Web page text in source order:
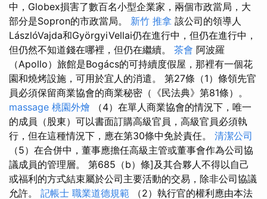
中，Globex損害了數百名小型企業家，兩個市政當局，大
部分是Sopron的市政當局。 新竹 推拿 該公司的領導人
LászlóVajda和GyörgyiVellai仍在進行中，但仍在進行中，
但仍然不知道錢在哪裡，但仍在繼續。 茶會 阿波羅
（Apollo）旅館是Bogács的可持續度假屋，那裡有一個花
園和燒烤設施，可用於宜人的消遣。 第27條（1）條領先官
員必須保留商業協會的商業秘密（《民法典》第81條）。
massage 桃園外燴 （4）在單人商業協會的情況下，唯一
的成員（股東）可以書面訂購高級官員，高級官員必須執
行，但在這種情況下，應在第30條中免於責任。 清潔公司
（5）在合併中，董事應擔任高級主管或董事會作為公司協
議成員的管理層。 第685（b）條]及其合夥人不得以自己
或福利的方式結束屬於公司主要活動的交易，除非公司協議
允許。 記帳士 職業道德規範 （2）執行官的權利應由本法